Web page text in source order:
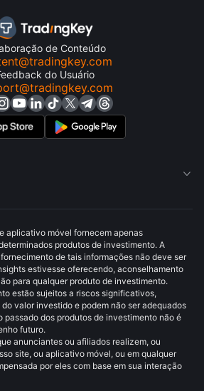
de Conteúdo
do Usuário

aplicativo móvel fornecem apenas
produtos de investimento. A
de tais informações não deve ser
estivesse oferecendo, aconselhamento
para qualquer produto de investimento.
estão sujeitos a riscos significativos,
valor investido e podem não ser adequados
passado dos produtos de investimento não é
futuro.
anunciantes ou afiliados realizem, ou
site, ou aplicativo móvel, ou em qualquer
por eles com base em sua interação